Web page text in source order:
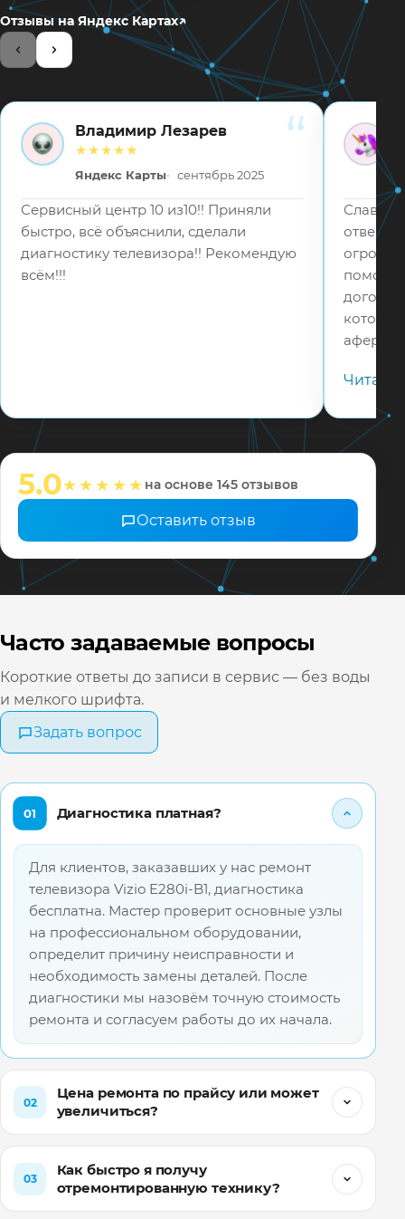
Отзывы на Яндекс Картах↗
ВЛ
Владимир Лезарев
★★★★★
Яндекс Карты сентябрь 2025
Сервисный центр 10 из10!! Приняли
быстро, всё объяснили, сделали
диагностику телевизора!! Рекомендую
всём!!!
ВВ
Слава
помошь
Читать
5.0★★★★★ на основе 145 отзывов
Оставить отзыв
Часто задаваемые вопросы
Короткие ответы до записи в сервис — без воды
и мелкого шрифта.
Задать вопрос
01 Диагностика платная?
Для клиентов, заказавших у нас ремонт
телевизора Vizio E280i-B1, диагностика
бесплатна. Мастер проверит основные узлы
на профессиональном оборудовании,
определит причину неисправности и
необходимость замены деталей. После
диагностики мы назовём точную стоимость
ремонта и согласуем работы до их начала.
02
Цена ремонта по прайсу или может
увеличиться?
03
Как быстро я получу
отремонтированную технику?